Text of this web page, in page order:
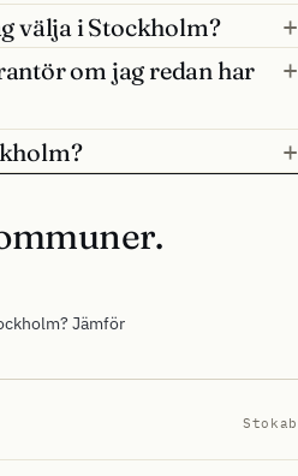
välja i Stockholm?
om jag redan har
Jämför
Stokab